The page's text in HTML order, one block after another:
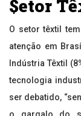
$etor
O setor têxtil
atenção em
Indústria Têxtil
tecnologia
ser debatido,